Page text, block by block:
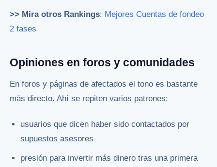
>> Mira otros Rankings: Mejores Cuentas de fondeo
2 fases
Opiniones en foros y comunidades
En foros y páginas de afectados el tono es bastante
más directo. Ahí se repiten varios patrones:
usuarios que dicen haber sido contactados por
supuestos asesores
presión para invertir más dinero tras una primera